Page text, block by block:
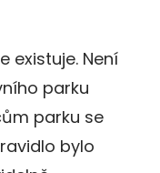
existuje. Není
parku
parku se
bylo